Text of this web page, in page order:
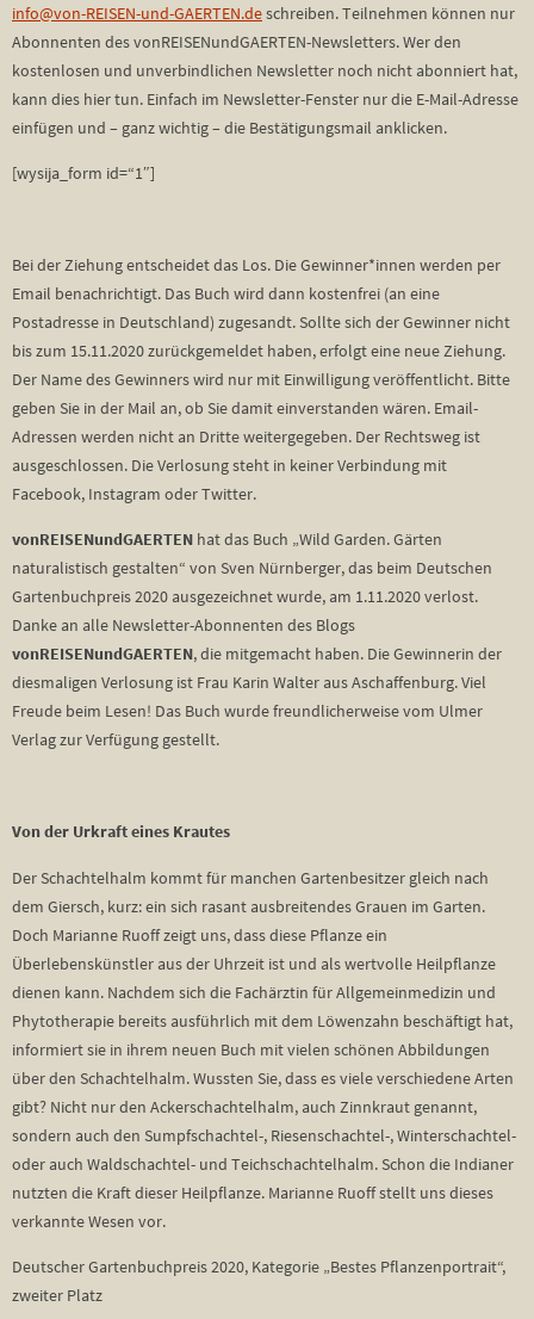
info@von-REISEN-und-GAERTEN.deschreiben. Teilnehmen können nur
Abonnenten des vonREISENundGAERTEN-Newsletters. Wer den
kostenlosen und unverbindlichen Newsletter noch nicht abonniert hat,
kann dies hier tun. Einfach im Newsletter-Fenster nur die E-Mail-Adresse
einfügen und – ganz wichtig – die Bestätigungsmail anklicken.
[wysija_form id=“1″]
Bei der Ziehung entscheidet das Los. Die Gewinner*innen werden per
Email benachrichtigt. Das Buch wird dann kostenfrei (an eine
Postadresse in Deutschland) zugesandt. Sollte sich der Gewinner nicht
bis zum 15.11.2020 zurückgemeldet haben, erfolgt eine neue Ziehung.
Der Name des Gewinners wird nur mit Einwilligung veröffentlicht. Bitte
geben Sie in der Mail an, ob Sie damit einverstanden wären. Email-
Adressen werden nicht an Dritte weitergegeben. Der Rechtsweg ist
ausgeschlossen. Die Verlosung steht in keiner Verbindung mit
Facebook, Instagram oder Twitter.
vonREISENundGAERTEN hat das Buch „Wild Garden. Gärten
naturalistisch gestalten“ von Sven Nürnberger, das beim Deutschen
Gartenbuchpreis 2020 ausgezeichnet wurde, am 1.11.2020 verlost.
Danke an alle Newsletter-Abonnenten des Blogs
vonREISENundGAERTEN, die mitgemacht haben. Die Gewinnerin der
diesmaligen Verlosung ist Frau Karin Walter aus Aschaffenburg. Viel
Freude beim Lesen! Das Buch wurde freundlicherweise vom Ulmer
Verlag zur Verfügung gestellt.
Von der Urkraft eines Krautes
Der Schachtelhalm kommt für manchen Gartenbesitzer gleich nach
dem Giersch, kurz: ein sich rasant ausbreitendes Grauen im Garten.
Doch Marianne Ruoff zeigt uns, dass diese Pflanze ein
Überlebenskünstler aus der Uhrzeit ist und als wertvolle Heilpflanze
dienen kann. Nachdem sich die Fachärztin für Allgemeinmedizin und
Phytotherapie bereits ausführlich mit dem Löwenzahn beschäftigt hat,
informiert sie in ihrem neuen Buch mit vielen schönen Abbildungen
über den Schachtelhalm. Wussten Sie, dass es viele verschiedene Arten
gibt? Nicht nur den Ackerschachtelhalm, auch Zinnkraut genannt,
sondern auch den Sumpfschachtel-, Riesenschachtel-, Winterschachtel-
oder auch Waldschachtel- und Teichschachtelhalm. Schon die Indianer
nutzten die Kraft dieser Heilpflanze. Marianne Ruoff stellt uns dieses
verkannte Wesen vor.
Deutscher Gartenbuchpreis 2020, Kategorie „Bestes Pflanzenportrait“,
zweiter Platz